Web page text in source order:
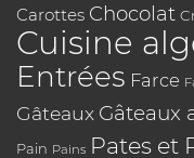
Carottes Chocolat
Cuisine
Entrées Farce
Gâteaux Gâteaux
Pain Pains Pates et